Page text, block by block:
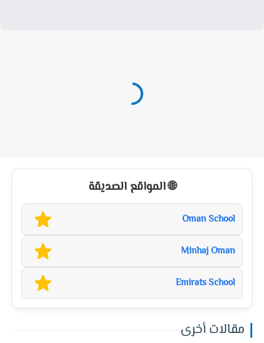
🌐 المواقع الصديقة
Oman School
Minhaj Oman
Emirats School
مقالات أخرى